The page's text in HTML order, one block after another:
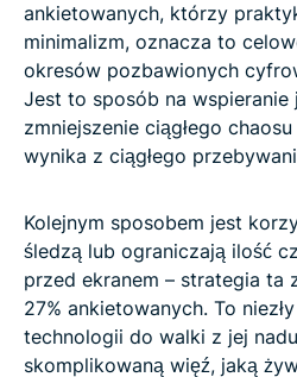
ankietowanych, którzy
minimalizm, oznacza to
okresów pozbawionych
Jest to sposób na wspieranie
zmniejszenie ciągłego
wynika z ciągłego
Kolejnym sposobem jest
śledzą lub ograniczają ilość
przed ekranem – strategia ta
27% ankietowanych. To
technologii do walki z jej
skomplikowaną więź, jaką